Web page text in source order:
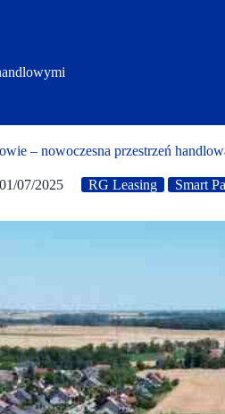
– nowoczesna przestrzeń
01/07/2025 RG Leasing Smart